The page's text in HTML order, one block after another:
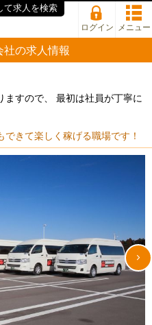
ログイン メニュー
の求人情報
すので、 最初は社員が丁寧に
きて楽しく稼げる職場です！
て求人を検索